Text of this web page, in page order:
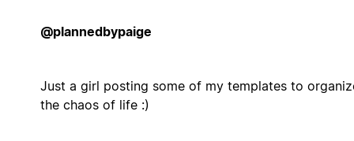
@plannedbypaige
Just a girl posting some of my templates to
the chaos of life :)